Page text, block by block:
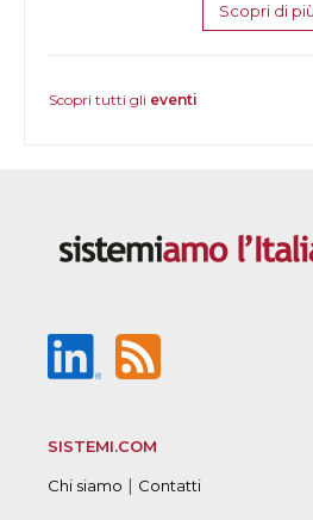
Scopri di più
Scopri tutti gli eventi
SISTEMI.COM
Chi siamo | Contatti